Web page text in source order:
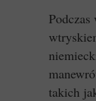
takich